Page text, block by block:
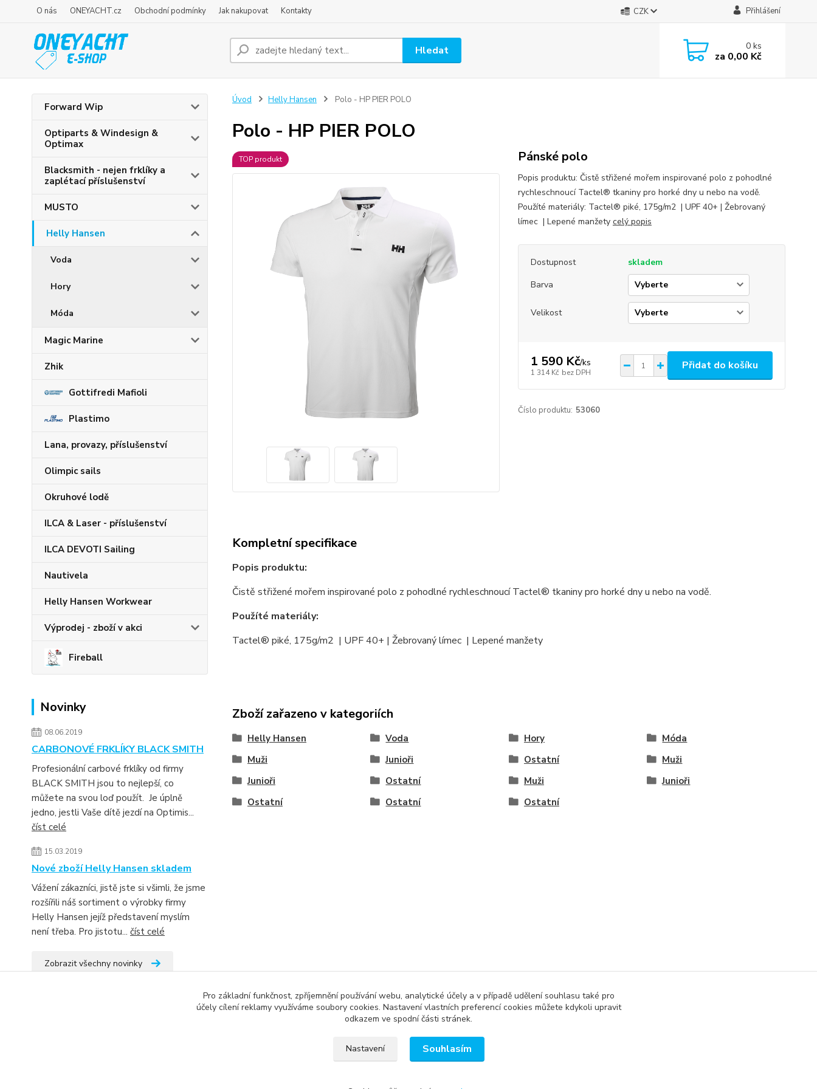
O nás ONEYACHT.cz Obchodní podmínky Jak nakupovat Kontakty CZK Přihlášení
Hledat 0ks
za 0,00 Kč
Forward Wip
Optiparts & Windesign &
Optimax
Blacksmith - nejen frklíky a
zaplétací příslušenství
MUSTO
Helly Hansen
Voda
Hory
Móda
Magic Marine
Zhik
Gottifredi Mafioli
Plastimo
Lana, provazy, příslušenství
Olimpic sails
Okruhové lodě
ILCA & Laser - příslušenství
ILCA DEVOTI Sailing
Nautivela
Helly Hansen Workwear
Výprodej - zboží v akci
Fireball
Novinky
08.06.2019
CARBONOVÉ FRKLÍKY BLACK SMITH
Profesionální carbové frklíky od firmy
BLACK SMITH jsou to nejlepší, co
můžete na svou loď použít. Je úplně
jedno, jestli Vaše dítě jezdí na Optimis...
číst celé
15.03.2019
Nové zboží Helly Hansen skladem
Vážení zákazníci, jistě jste si všimli, že jsme
rozšířili náš sortiment o výrobky firmy
Helly Hansen jejíž představení myslím
není třeba. Pro jistotu... číst celé
Zobrazit všechny novinky
Úvod Helly Hansen Polo - HP PIER POLO
Polo - HP PIER POLO
TOP produkt Pánské polo
Popis produktu: Čistě střižené mořem inspirované polo z pohodlné
rychleschnoucí Tactel® tkaniny pro horké dny u nebo na vodě.
Použíté materiály: Tactel® piké, 175g/m2 | UPF 40+ | Žebrovaný
límec | Lepené manžety celý popis
Dostupnost
skladem
Barva
Velikost
1 590 Kč/ks
1 314 Kč bez DPH
Přidat do košíku
Číslo produktu: 53060
Kompletní specifikace
Popis produktu:
Čistě střižené mořem inspirované polo z pohodlné rychleschnoucí Tactel® tkaniny pro horké dny u nebo na vodě.
Použíté materiály:
Tactel® piké, 175g/m2 | UPF 40+ | Žebrovaný límec | Lepené manžety
Zboží zařazeno v kategoriích
Helly Hansen Voda Hory
Móda
Muži
Junioři Ostatní
Muži
Junioři
Ostatní Muži
Junioři
Ostatní
Ostatní Ostatní
Pro základní funkčnost, zpříjemnění používání webu, analytické účely a v případě udělení souhlasu také pro
účely cílení reklamy využíváme soubory cookies. Nastavení vlastních preferencí cookies můžete kdykoli upravit
odkazem ve spodní části stránek.
Nastavení Souhlasím